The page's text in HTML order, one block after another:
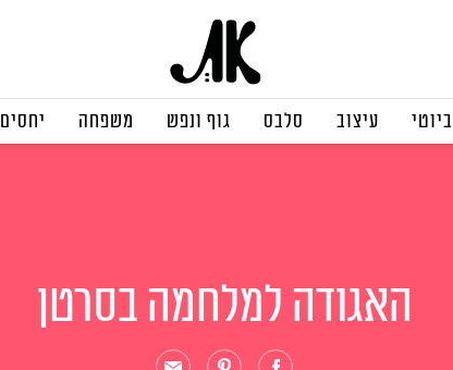
ביוטי עיצוב סלבס גוף ונפש משפחה יחסים
האגודה למלחמה בסרטן